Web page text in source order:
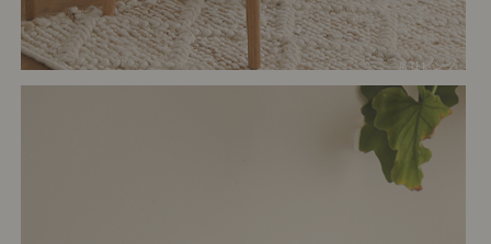
# リビング